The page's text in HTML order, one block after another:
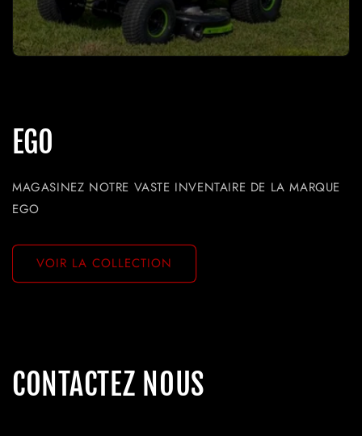
EGO
MAGASINEZ NOTRE VASTE INVENTAIRE DE LA MARQUE
EGO
VOIR LA COLLECTION
CONTACTEZ NOUS